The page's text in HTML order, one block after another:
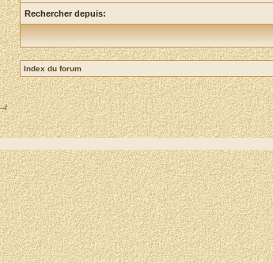
Rechercher depuis:
Index du forum
--/